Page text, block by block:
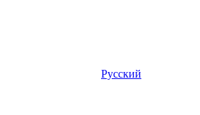
Русский